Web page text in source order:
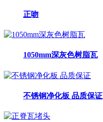
正吻
1050mm深灰色树脂瓦
不锈钢净化板 品质保证